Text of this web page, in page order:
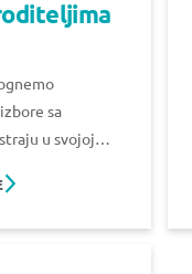
sa
u svojoj